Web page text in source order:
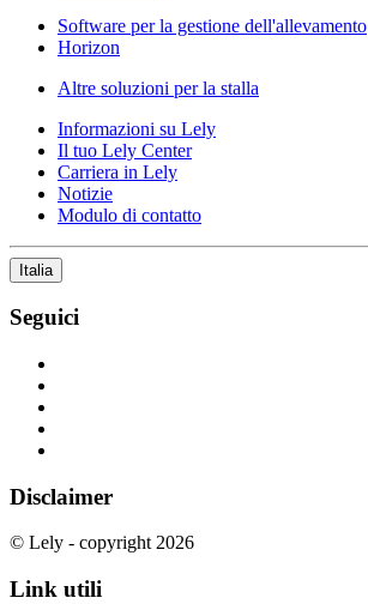
Software per la gestione dell'allevamento
Horizon
Altre soluzioni per la stalla
Informazioni su Lely
Il tuo Lely Center
Carriera in Lely
Notizie
Modulo di contatto
Italia
Seguici
Disclaimer
© Lely - copyright 2026
Link utili